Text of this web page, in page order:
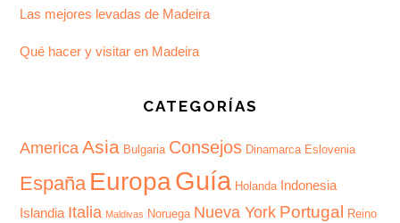
Las mejores levadas de Madeira
Qué hacer y visitar en Madeira
CATEGORÍAS
America Asia Bulgaria Consejos Dinamarca Eslovenia
España EuropaGuía Holanda Indonesia
Islandia Italia Maldivas Noruega Nueva York Portugal
Reino